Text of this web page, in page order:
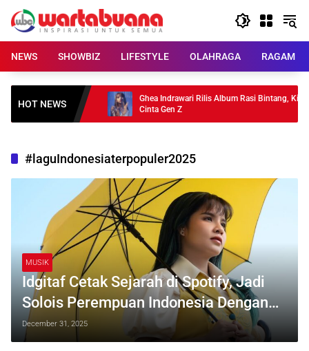
content
NEWS
SHOWBIZ LIFESTYLE OLAHRAGA RAGAM
HOT NEWS
Pilihan untuk
Ghea Indrawari Rilis Album Rasi Bintang, Kisah
Cinta Gen Z
#laguIndonesiaterpopuler2025
MUSIK
Idgitaf Cetak Sejarah di Spotify, Jadi
Solois Perempuan Indonesia Dengan
Pendengar Bulanan Terbanyak
December 31, 2025